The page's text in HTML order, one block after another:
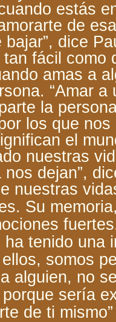
estás
de
bajar”, dice
fácil como
amas a
“Amar
la
los que
el
nuestras
dejan”,
nuestras
Su
tenido una
somos
alguien, no
sería
de ti